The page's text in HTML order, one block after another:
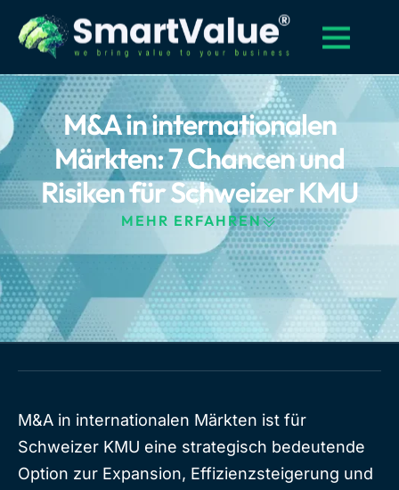
M&A in internationalen
Märkten: 7 Chancen und
Risiken für Schweizer KMU
MEHR ERFAHREN
M&A in internationalen Märkten ist für
Schweizer KMU eine strategisch bedeutende
Option zur Expansion, Effizienzsteigerung und